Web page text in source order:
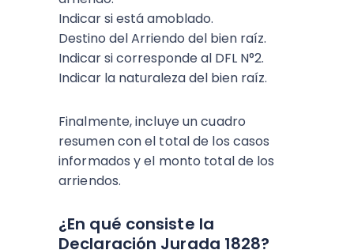
Indicar si está amoblado.
Destino del Arriendo del bien raíz.
Indicar si corresponde al DFL N°2.
Indicar la naturaleza del bien raíz.
Finalmente, incluye un cuadro
resumen con el total de los casos
informados y el monto total de los
arriendos.
¿En qué consiste la
Declaración Jurada 1828?